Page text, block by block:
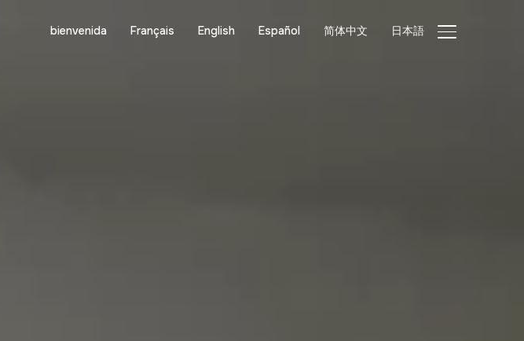
ALTERNAR
bienvenida Français English Español 简体中文 日本語